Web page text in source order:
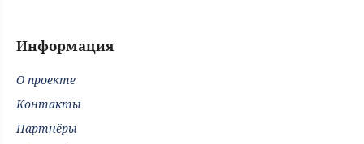
Информация
О проекте
Контакты
Партнёры